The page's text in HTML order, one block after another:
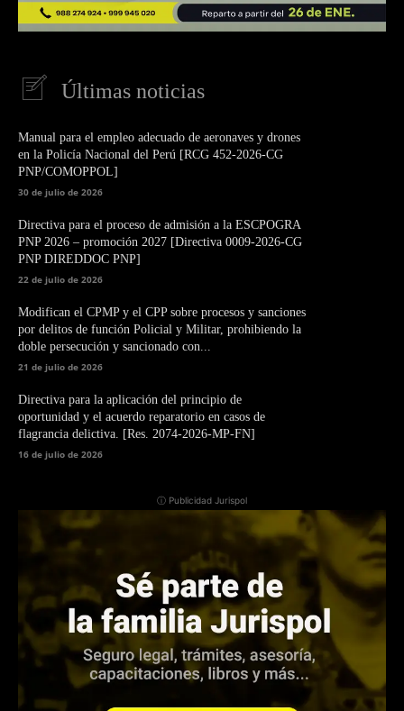
Últimas noticias
Manual para el empleo adecuado de aeronaves y drones
en la Policía Nacional del Perú [RCG 452-2026-CG
PNP/COMOPPOL]
30 de julio de 2026
Directiva para el proceso de admisión a la ESCPOGRA
PNP 2026 – promoción 2027 [Directiva 0009-2026-CG
PNP DIREDDOC PNP]
22 de julio de 2026
Modifican el CPMP y el CPP sobre procesos y sanciones
por delitos de función Policial y Militar, prohibiendo la
doble persecución y sancionado con...
21 de julio de 2026
Directiva para la aplicación del principio de
oportunidad y el acuerdo reparatorio en casos de
flagrancia delictiva. [Res. 2074-2026-MP-FN]
16 de julio de 2026
ⓘ Publicidad Jurispol